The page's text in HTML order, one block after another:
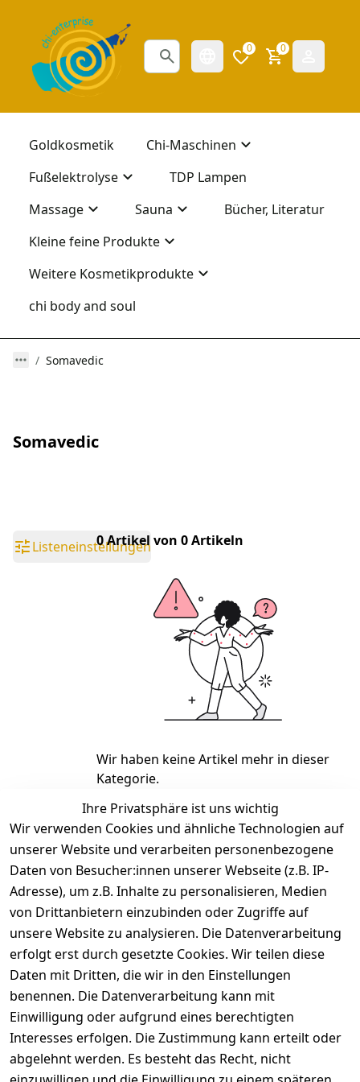
0 0
Goldkosmetik
Chi-Maschinen
Fußelektrolyse
TDP Lampen
Massage
Sauna
Bücher, Literatur
Kleine feine Produkte
Weitere Kosmetikprodukte
chi body and soul
Somavedic
Somavedic
Listeneinstellungen0 Artikel von 0 Artikeln
Wir haben keine Artikel mehr in dieser
Kategorie.
Haben Sie nicht gefunden, was Sie
suchen?
Artikel durchsuchen
Ihre Privatsphäre ist uns wichtig
Wir verwenden Cookies und ähnliche Technologien auf
unserer Website und verarbeiten personenbezogene
Daten von Besucher:innen unserer Webseite (z.B. IP-
Adresse), um z.B. Inhalte zu personalisieren, Medien
von Drittanbietern einzubinden oder Zugriffe auf
unsere Website zu analysieren. Die Datenverarbeitung
erfolgt erst durch gesetzte Cookies. Wir teilen diese
Daten mit Dritten, die wir in den Einstellungen
benennen. Die Datenverarbeitung kann mit
Einwilligung oder aufgrund eines berechtigten
Interesses erfolgen. Die Zustimmung kann erteilt oder
abgelehnt werden. Es besteht das Recht, nicht
Rechtliches
AGB
Impressum
Datenschutze
rklärung
Kontakt
Kontakt
Registrieren